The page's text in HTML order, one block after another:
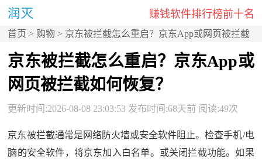
赚钱软件排行榜前十名
首页 > 购物 > 京东被拦截怎么重启？京东App或网页被拦截
京东被拦截怎么重启？京东App或
网页被拦截如何恢复？
更新时间:2026-08-08 23:03:53 发布时间:68天前 阅读:49次
京东被拦截通常是网络防火墙或安全软件阻止。检查手机/电
脑的安全软件，将京东加入白名单。或关闭拦截功能。如果